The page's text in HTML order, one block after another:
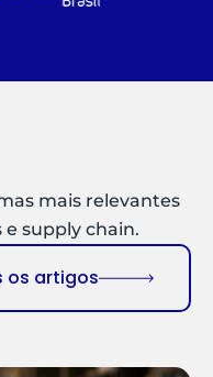
mais relevantes
supply chain.
os artigos